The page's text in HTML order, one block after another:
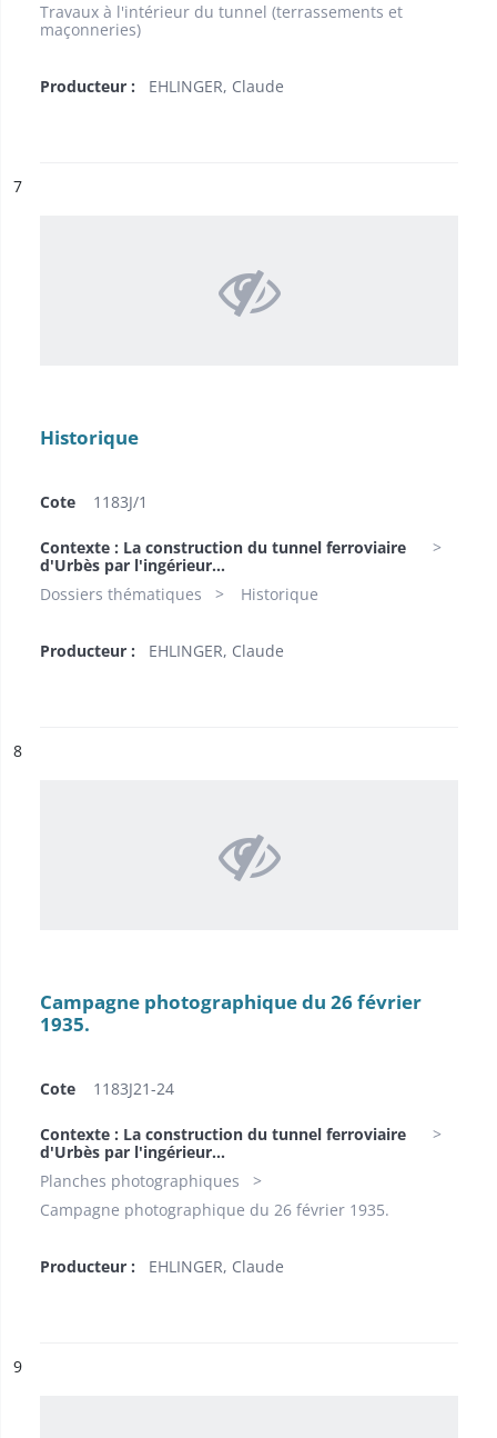
Travaux à l'intérieur du tunnel (terrassements et
maçonneries)
Producteur : EHLINGER, Claude
n°
7
Historique
Cote 1183J/1
Contexte : La construction du tunnel ferroviaire
d'Urbès par l'ingérieur...
Dossiers thématiques
Historique
Producteur : EHLINGER, Claude
n°
8
Campagne photographique du 26 février
1935.
Cote 1183J21-24
Contexte : La construction du tunnel ferroviaire
d'Urbès par l'ingérieur...
Planches photographiques
Campagne photographique du 26 février 1935.
Producteur : EHLINGER, Claude
n°
9